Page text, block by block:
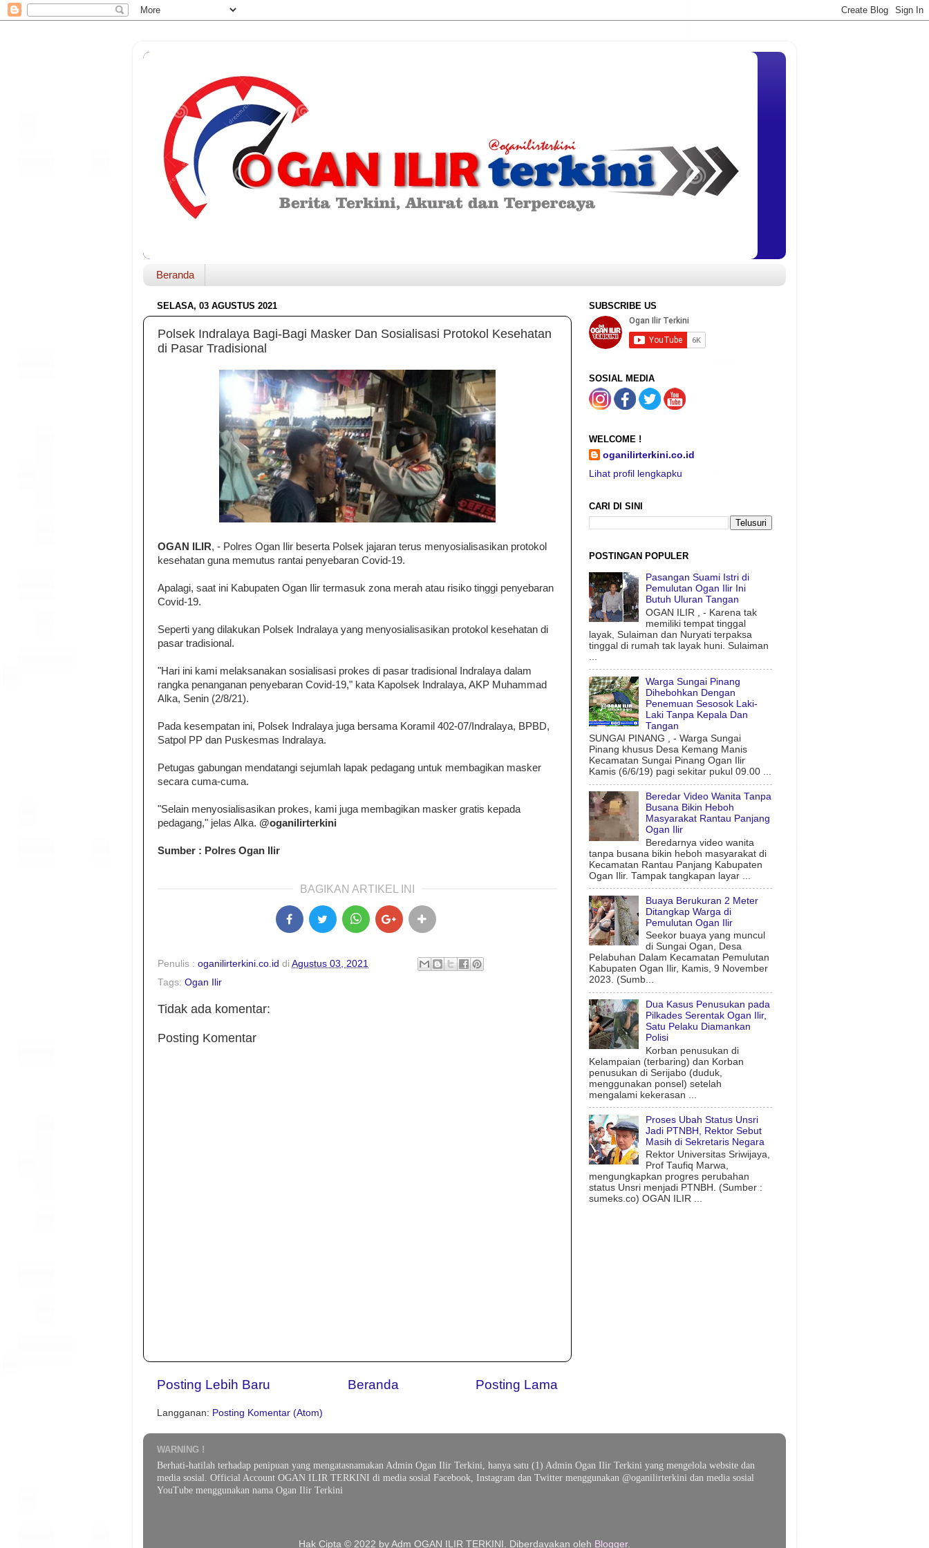
Beranda
SELASA, 03 AGUSTUS 2021
Polsek Indralaya Bagi-Bagi Masker Dan Sosialisasi Protokol Kesehatan
di Pasar Tradisional
OGAN ILIR, - Polres Ogan Ilir beserta Polsek jajaran terus menyosialisasikan protokol
kesehatan guna memutus rantai penyebaran Covid-19.
Apalagi, saat ini Kabupaten Ogan Ilir termasuk zona merah atau risiko tinggi penyebaran
Covid-19.
Seperti yang dilakukan Polsek Indralaya yang menyosialisasikan protokol kesehatan di
pasar tradisional.
"Hari ini kami melaksanakan sosialisasi prokes di pasar tradisional Indralaya dalam
rangka penanganan penyebaran Covid-19," kata Kapolsek Indralaya, AKP Muhammad
Alka, Senin (2/8/21).
Pada kesempatan ini, Polsek Indralaya juga bersama Koramil 402-07/Indralaya, BPBD,
Satpol PP dan Puskesmas Indralaya.
Petugas gabungan mendatangi sejumlah lapak pedagang untuk membagikan masker
secara cuma-cuma.
"Selain menyosialisasikan prokes, kami juga membagikan masker gratis kepada
pedagang," jelas Alka. @oganilirterkini
Sumber : Polres Ogan Ilir
BAGIKAN ARTIKEL INI
Penulis : oganilirterkini.co.id di Agustus 03, 2021
Tags: Ogan Ilir
Tidak ada komentar:
Posting Komentar
Posting Lebih Baru Posting Lama
Beranda
Langganan: Posting Komentar (Atom)
SUBSCRIBE US
SOSIAL MEDIA
WELCOME !
oganilirterkini.co.id
Lihat profil lengkapku
CARI DI SINI
POSTINGAN POPULER
Pasangan Suami Istri di
Pemulutan Ogan Ilir Ini
Butuh Uluran Tangan
OGAN ILIR , - Karena tak
memiliki tempat tinggal
layak, Sulaiman dan Nuryati terpaksa
tinggal di rumah tak layak huni. Sulaiman
Warga Sungai Pinang
Dihebohkan Dengan
Penemuan Sesosok Laki-
Laki Tanpa Kepala Dan
Tangan
SUNGAI PINANG , - Warga Sungai
Pinang khusus Desa Kemang Manis
Kecamatan Sungai Pinang Ogan Ilir
Kamis (6/6/19) pagi sekitar pukul 09.00 ...
Beredar Video Wanita Tanpa
Busana Bikin Heboh
Masyarakat Rantau Panjang
Ogan Ilir
Beredarnya video wanita
tanpa busana bikin heboh masyarakat di
Kecamatan Rantau Panjang Kabupaten
Ogan Ilir. Tampak tangkapan layar ...
Buaya Berukuran 2 Meter
Ditangkap Warga di
Pemulutan Ogan Ilir
Seekor buaya yang muncul
di Sungai Ogan, Desa
Pelabuhan Dalam Kecamatan Pemulutan
Kabupaten Ogan Ilir, Kamis, 9 November
2023. (Sumb...
Dua Kasus Penusukan pada
Pilkades Serentak Ogan Ilir,
Satu Pelaku Diamankan
Polisi
Korban penusukan di
Kelampaian (terbaring) dan Korban
penusukan di Serijabo (duduk,
menggunakan ponsel) setelah
mengalami kekerasan ...
Proses Ubah Status Unsri
Jadi PTNBH, Rektor Sebut
Masih di Sekretaris Negara
Rektor Universitas Sriwijaya,
Prof Taufiq Marwa,
mengungkapkan progres perubahan
status Unsri menjadi PTNBH. (Sumber :
sumeks.co) OGAN ILIR ...
WARNING !
Berhati-hatilah terhadap penipuan yang mengatasnamakan Admin Ogan Ilir Terkini, hanya satu (1) Admin Ogan Ilir Terkini yang mengelola website dan
media sosial. Official Account OGAN ILIR TERKINI di media sosial Facebook, Instagram dan Twitter menggunakan @oganilirterkini dan media sosial
YouTube menggunakan nama Ogan Ilir Terkini
Hak Cipta © 2022 by Adm OGAN ILIR TERKINI. Diberdayakan oleh Blogger.